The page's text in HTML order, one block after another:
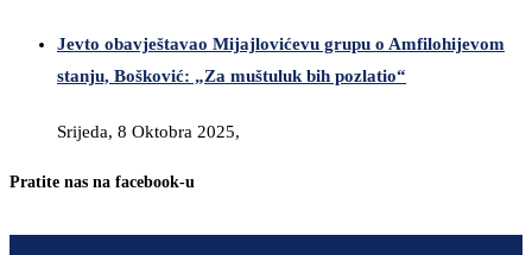
Jevto obavještavao Mijajlovićevu grupu o Amfilohijevom
stanju, Bošković: „Za muštuluk bih pozlatio“
Srijeda, 8 Oktobra 2025,
Pratite nas na facebook-u